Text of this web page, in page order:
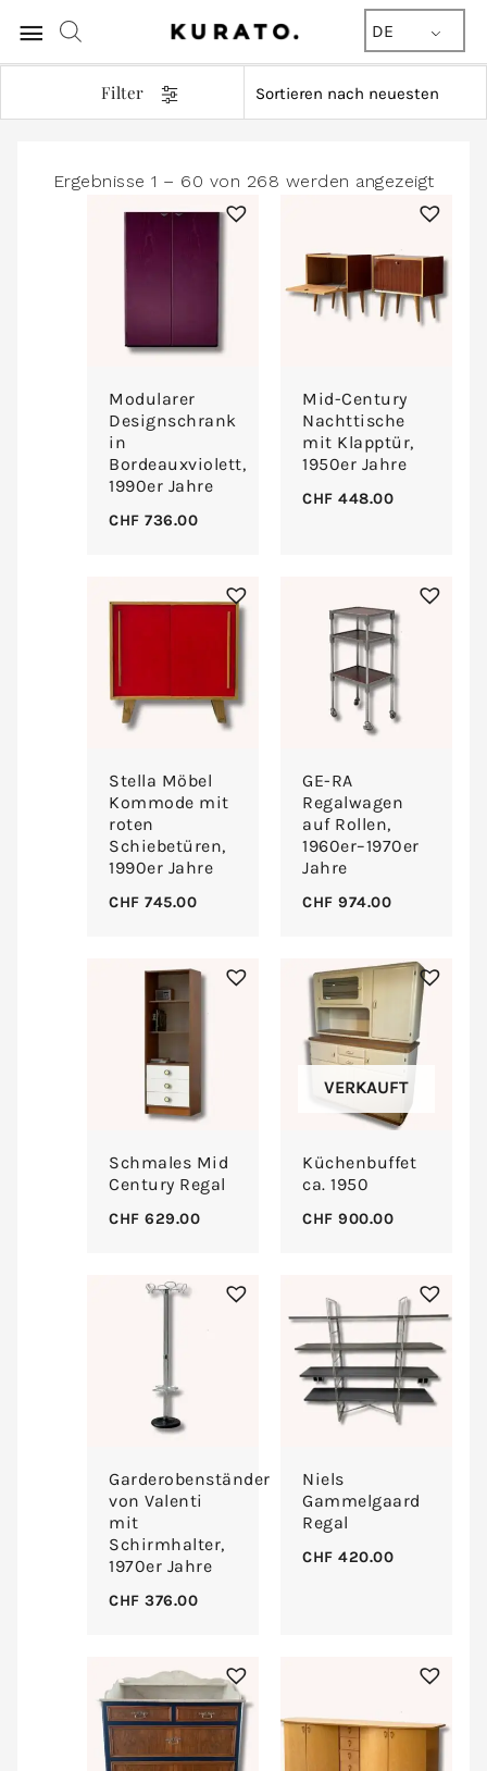
DE
Hauptmenü
Filter
Ergebnisse 1 – 60 von 268 werden angezeigt
Modularer
Designschrank
in
Bordeauxviolett,
1990er Jahre
CHF 736.00
Mid-Century
Nachttische
mit Klapptür,
1950er Jahre
CHF 448.00
Stella Möbel
Kommode mit
roten
Schiebetüren,
1990er Jahre
CHF 745.00
GE-RA
Regalwagen
auf Rollen,
1960er–1970er
Jahre
CHF 974.00
Schmales Mid
Century Regal
CHF 629.00
VERKAUFT
Küchenbuffet
ca. 1950
CHF 900.00
Garderobenständer
von Valenti
mit
Schirmhalter,
1970er Jahre
CHF 376.00
Niels
Gammelgaard
Regal
CHF 420.00